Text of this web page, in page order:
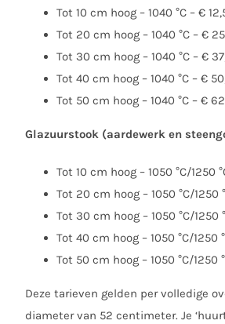
Tot 10 cm hoog – 1040 °C – €
Tot 20 cm hoog – 1040 °C – €
Tot 30 cm hoog – 1040 °C – €
Tot 40 cm hoog – 1040 °C – €
Tot 50 cm hoog – 1040 °C – €
Glazuurstook (aardewerk en
Tot 10 cm hoog – 1050 °C/1250
Tot 20 cm hoog – 1050 °C/
Tot 30 cm hoog – 1050 °C/1250
Tot 40 cm hoog – 1050 °C/
Tot 50 cm hoog – 1050 °C/1250
Deze tarieven gelden per volledige
diameter van 52 centimeter. Je